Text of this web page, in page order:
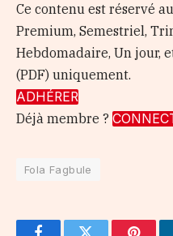
Ce contenu est réservé
Premium, Semestriel,
Hebdomadaire, Un jour,
(PDF) uniquement.
ADHÉRER
Déjà membre ?
Fola Fagbule